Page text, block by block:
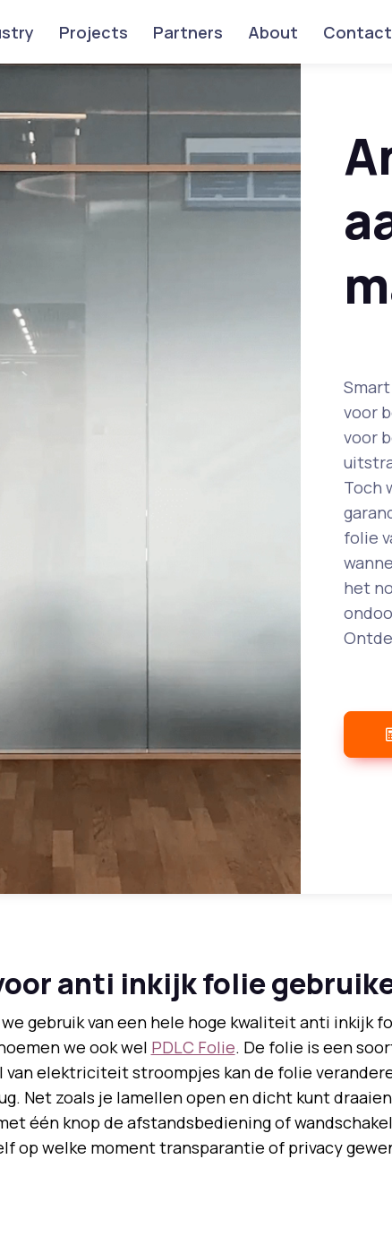
Projects Partners About Contact
voor
voor
Toch
folie
het
anti inkijk folie
gebruik van een hele hoge kwaliteit anti inkijk
we ook wel PDLC Folie. De folie is een
van elektriciteit stroompjes kan de folie
Net zoals je lamellen open en dicht kunt
één knop de afstandsbediening of
op welke moment transparantie of privacy